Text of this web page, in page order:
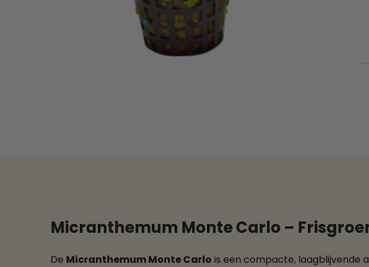
Micranthemum Monte Carlo –
De Micranthemum Monte Carlo is een compacte, laagblijvende